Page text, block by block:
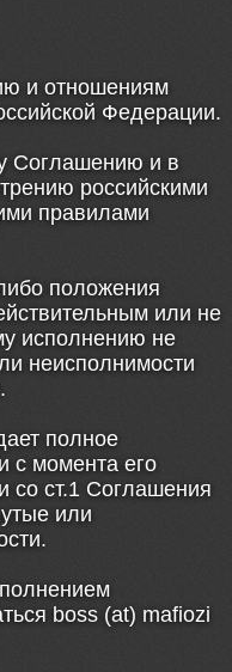
и отношениям
Федерации.
Соглашению и в
российскими
правилами
положения
или не
исполнению не
неисполнимости
полное
с момента его
со ст.1 Соглашения
или
boss (at) mafiozi